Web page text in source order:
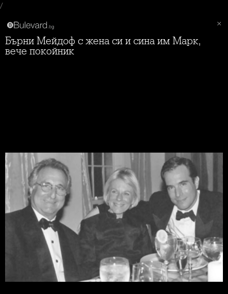
/
Бърни Мейдоф с жена си и сина им Марк,
вече покойник